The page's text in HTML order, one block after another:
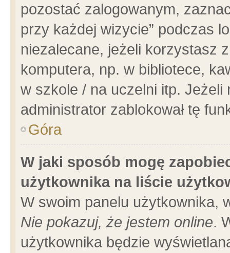
pozostać zalogowanym,
przy każdej wizycie” podczas
niezalecane, jeżeli korzystasz
komputera, np. w bibliotece,
w szkole / na uczelni itp.
administrator zablokował tę
Góra
W jaki sposób mogę
użytkownika na liście
W swoim panelu użytkownika,
Nie pokazuj, że jestem online.
użytkownika będzie